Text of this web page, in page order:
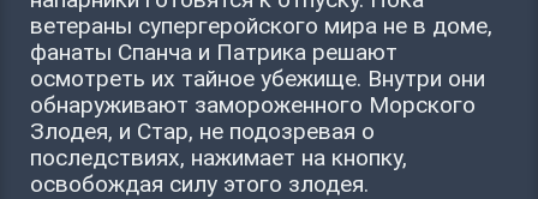
ветераны супергеройского мира не в доме,
фанаты Спанча и Патрика решают
осмотреть их тайное убежище. Внутри они
обнаруживают замороженного Морского
Злодея, и Стар, не подозревая о
последствиях, нажимает на кнопку,
освобождая силу этого злодея.